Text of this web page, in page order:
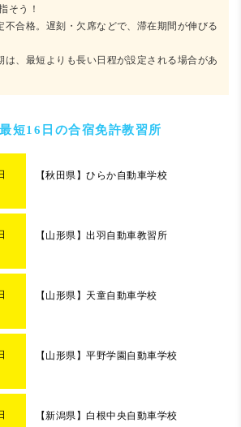
そう！
不合格。遅刻・欠席などで、滞在期間が伸びる
は、最短よりも長い日程が設定される場合があ
16日の合宿免許教習所
【秋田県】ひらか自動車学校
【山形県】出羽自動車教習所
【山形県】天童自動車学校
【山形県】平野学園自動車学校
【新潟県】白根中央自動車学校